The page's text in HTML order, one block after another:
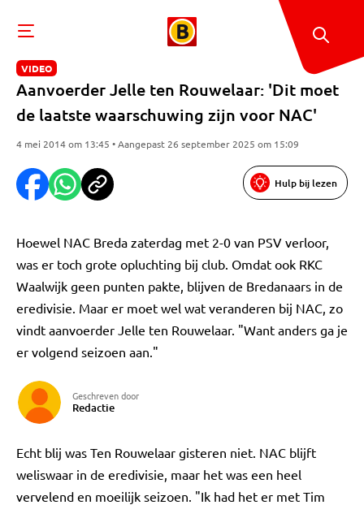
VIDEO
Aanvoerder Jelle ten Rouwelaar: 'Dit moet
de laatste waarschuwing zijn voor NAC'
4 mei 2014 om 13:45 • Aangepast 26 september 2025 om 15:09
Hulp bij lezen
Hoewel NAC Breda zaterdag met 2-0 van PSV verloor,
was er toch grote opluchting bij club. Omdat ook RKC
Waalwijk geen punten pakte, blijven de Bredanaars in de
eredivisie. Maar er moet wel wat veranderen bij NAC, zo
vindt aanvoerder Jelle ten Rouwelaar. "Want anders ga je
er volgend seizoen aan."
Geschreven door
Redactie
Echt blij was Ten Rouwelaar gisteren niet. NAC blijft
weliswaar in de eredivisie, maar het was een heel
vervelend en moeilijk seizoen. "Ik had het er met Tim